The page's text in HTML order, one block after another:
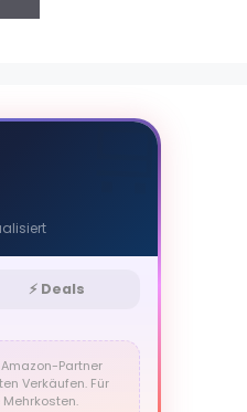
🛒
⚡ Deals
Partner
Verkäufen. Für